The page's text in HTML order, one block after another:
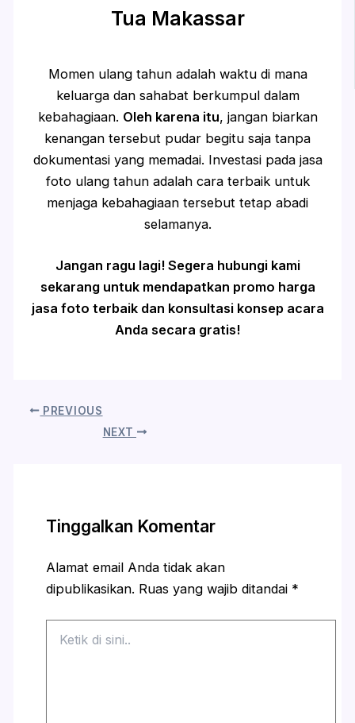
Tua Makassar
Momen ulang tahun adalah waktu di mana
keluarga dan sahabat berkumpul dalam
kebahagiaan. Oleh karena itu, jangan biarkan
kenangan tersebut pudar begitu saja tanpa
dokumentasi yang memadai. Investasi pada jasa
foto ulang tahun adalah cara terbaik untuk
menjaga kebahagiaan tersebut tetap abadi
selamanya.
Jangan ragu lagi! Segera hubungi kami
sekarang untuk mendapatkan promo harga
jasa foto terbaik dan konsultasi konsep acara
Anda secara gratis!
PREVIOUS
NEXT
Tinggalkan Komentar
Alamat email Anda tidak akan
dipublikasikan. Ruas yang wajib ditandai *